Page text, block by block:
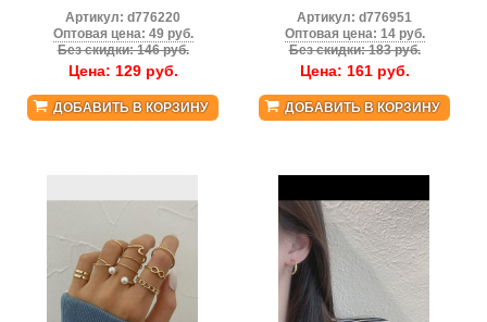
Артикул:d776220
Оптовая цена: 49 руб.
Без скидки: 146 руб.
Цена: 129руб.
ДОБАВИТЬ В КОРЗИНУ
Артикул:d776951
Оптовая цена: 14 руб.
Без скидки: 183 руб.
Цена: 161руб.
ДОБАВИТЬ В КОРЗИНУ